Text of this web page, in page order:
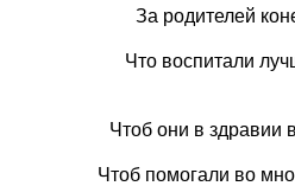
За родителей
Что воспитали
Чтоб они в здравии
Чтоб помогали во